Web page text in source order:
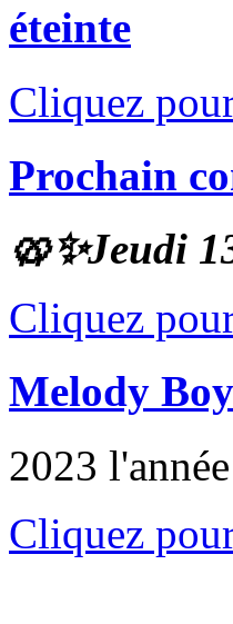
éteinte
Cliquez
Prochain
🥨✨Jeudi
Cliquez
Melody
2023
Cliquez